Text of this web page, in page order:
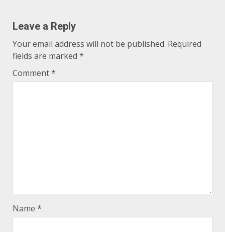
Leave a Reply
Your email address will not be published. Required
fields are marked *
Comment*
Name *